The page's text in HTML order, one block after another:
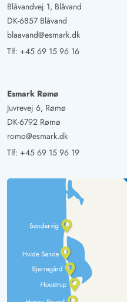
Blåvandvej 1, Blåvand
DK-6857 Blåvand
blaavand@esmark.dk
Tlf: +45 69 15 96 16
Esmark Rømø
Juvrevej 6, Rømø
DK-6792 Rømø
romo@esmark.dk
Tlf: +45 69 15 96 19